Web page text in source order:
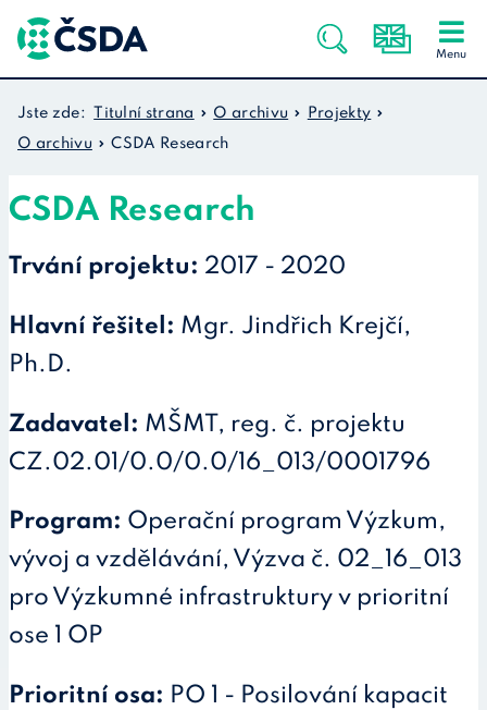
Jste zde: Titulní strana O archivu
Projekty
O archivu
CSDA Research
CSDA Research
Trvání projektu: 2017 - 2020
Hlavní řešitel: Mgr. Jindřich Krejčí,
Ph.D.
Zadavatel: MŠMT, reg. č. projektu
CZ.02.01/0.0/0.0/16_013/0001796
Program: Operační program Výzkum,
vývoj a vzdělávání, Výzva č. 02_16_013
pro Výzkumné infrastruktury v prioritní
ose 1 OP
Prioritní osa: PO 1 - Posilování kapacit